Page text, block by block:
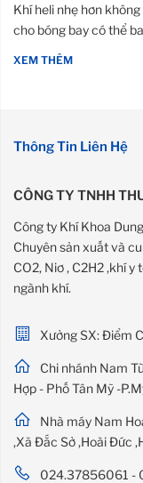
Khí heli nhẹ hơn
cho bóng bay có thể
XEM THÊM
Thông Tin Liên Hệ
CÔNG TY TNHH
Công ty Khí Khoa
Chuyên sản xuất và
CO2, Niơ , C2H2 ,khí
ngành khí.
Xưởng SX: Điểm
Chi nhánh Nam
Hợp - Phố Tân Mỹ -
Nhà máy Nam
,Xã Đắc Sở ,Hoài Đức
024.37856061 -